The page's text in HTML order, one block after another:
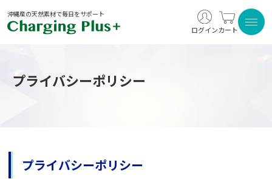
沖縄産の天然素材で毎日をサポート
ログインカート
プライバシーポリシー
プライバシーポリシー